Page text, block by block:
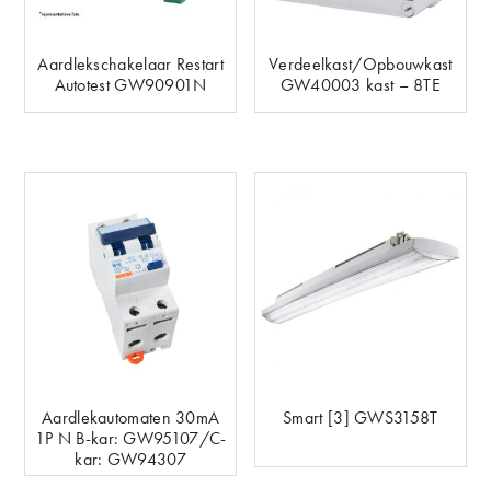
Aardlekschakelaar Restart
Autotest GW90901N
Verdeelkast/Opbouwkast
GW40003 kast – 8TE
Aardlekautomaten 30mA
1P N B-kar: GW95107/C-
kar: GW94307
Smart [3] GWS3158T